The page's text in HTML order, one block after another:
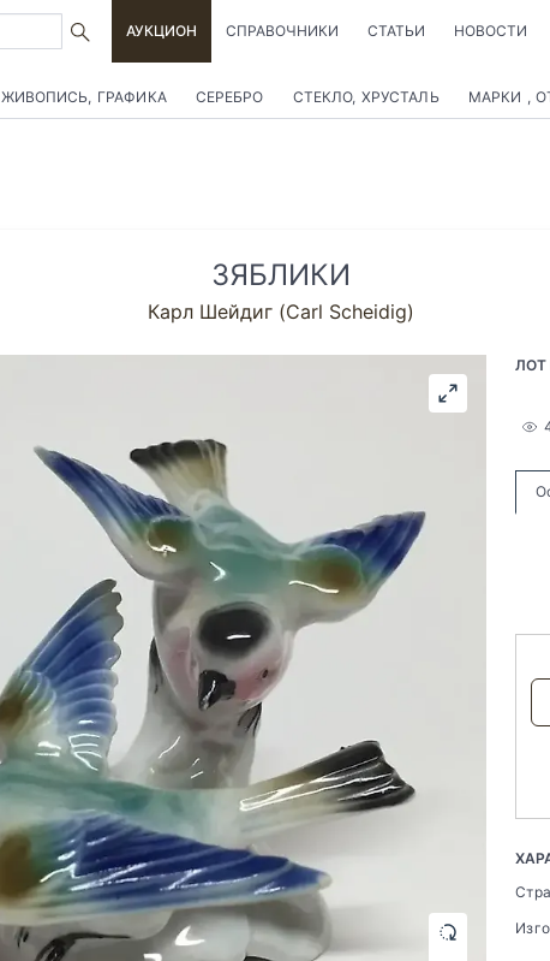
АУКЦИОН СПРАВОЧНИКИ СТАТЬИ НОВОСТИ
ЖИВОПИСЬ, ГРАФИКА СЕРЕБРО СТЕКЛО, ХРУСТАЛЬ МАРКИ ,
ЗЯБЛИКИ
Карл Шейдиг (Carl Scheidig)
ЛОТ